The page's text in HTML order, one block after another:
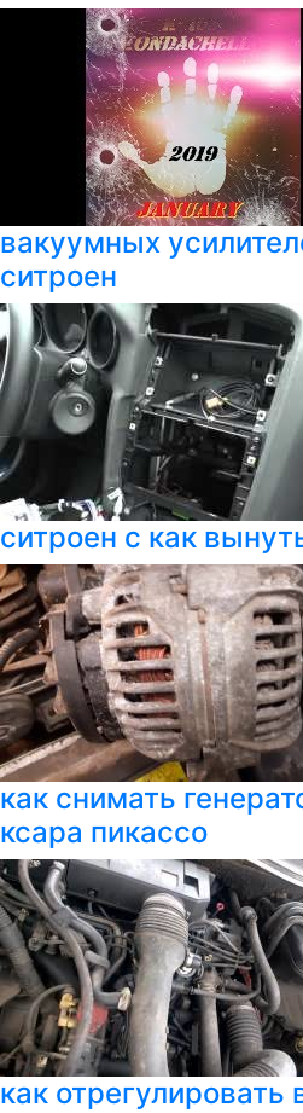
вакуумных
ситроен
ситроен с как
как снимать
ксара пикассо
как отрегулировать